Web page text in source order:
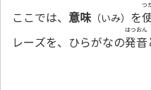
ここでは、 意味 （いみ） を
つ
レーズを、ひらがなの発音
はつおん